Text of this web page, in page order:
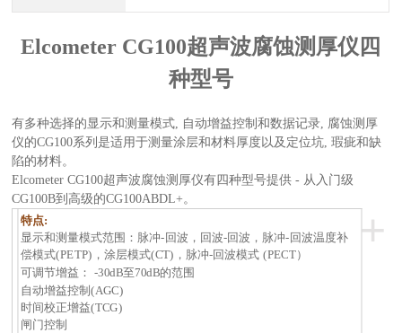
Elcometer CG100超声波腐蚀测厚仪四
种型号
有多种选择的显示和测量模式, 自动增益控制和数据记录, 腐蚀测厚
仪的CG100系列是适用于测量涂层和材料厚度以及定位坑, 瑕疵和缺
陷的材料。
Elcometer CG100超声波腐蚀测厚仪有四种型号提供 - 从入门级
CG100B到高级的CG100ABDL+。
+
特点:
显示和测量模式范围：脉冲-回波，回波-回波，脉冲-回波温度补
偿模式(PETP)，涂层模式(CT)，脉冲-回波模式 (PECT）
可调节增益： -30dB至70dB的范围
自动增益控制(AGC)
时间校正增益(TCG)
闸门控制